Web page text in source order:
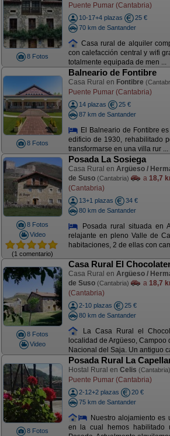
8 Fotos
Puente Pumar (Cantabria)
10-17+4 plazas
25 €
70 km de Santander
Casa rural de alquiler
con calefacción central y wifi
totalmente equipada de men ...
8 Fotos
Balneario de Fontibre
Casa Rural en Fontibre
Puente Pumar (Cantabria)
14 plazas
25 €
87 km de Santander
El Balneario de Fontibre
edificio de 1930, rehabilitado
transformarse en una villa rur ...
8 Fotos
Video
(1 comentario)
Posada La Sosiega
Casa Rural en Argüeso /
de Suso (Cantabria) a 18,7
(Cantabria)
13+1 plazas
34 €
80 km de Santander
Posada rural situada en
relajante en pleno Valle de
habitaciones, 2 de ellas con
8 Fotos
Video
Casa Rural El
Casa Rural en Argüeso /
de Suso (Cantabria) a 18,7
(Cantabria)
2-10 plazas
25 €
80 km de Santander
La Casa Rural el
localidad de Argüeso,
Nacional del Saja. Un antiguo
8 Fotos
Posada Rural La
Hostal Rural en Celis (Cantabria)
Puente Pumar (Cantabria)
2-12+2 plazas
20 €
75 km de Santander
Nuestro alojamiento es
en la cual hemos habilitado